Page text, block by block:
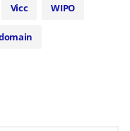
Vicc WIPO